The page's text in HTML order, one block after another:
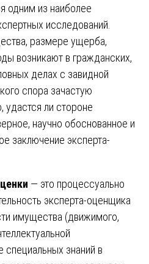
одним из наиболее
исследований.
размере ущерба,
возникают в гражданских,
делах с завидной
спора зачастую
удастся ли стороне
научно обоснованное и
заключение эксперта-
— это процессуально
эксперта-оценщика
имущества (движимого,
специальных знаний в